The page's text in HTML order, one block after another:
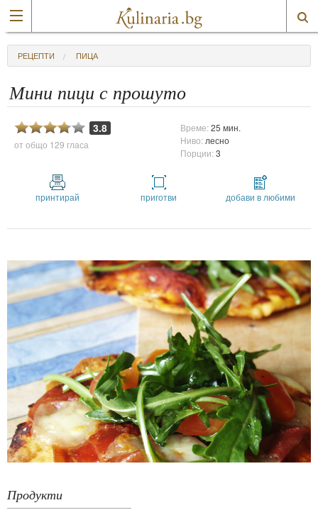
РЕЦЕПТИ ПИЦА
Мини пици с прошуто
3.8
от общо 129 гласа
Време:25 мин.
Ниво: лесно
Порции:3
принтирай приготви добави в любими
Продукти